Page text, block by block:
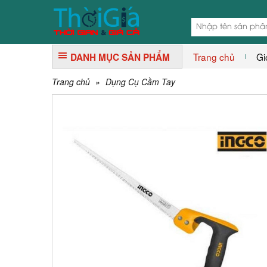
DANH MỤC SẢN PHẨM Trang chủ
Trang chủ » Dụng Cụ Cầm Tay